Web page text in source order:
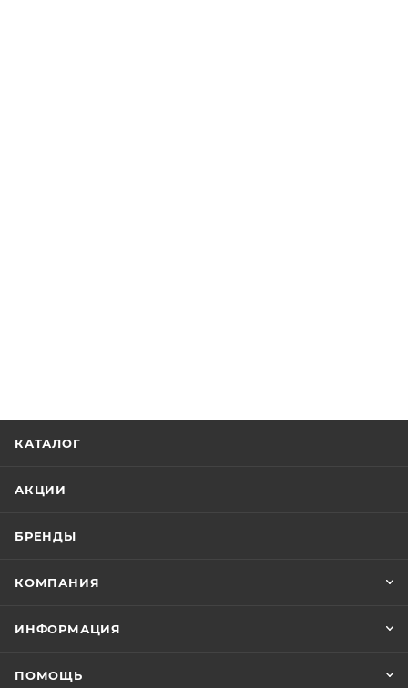
КАТАЛОГ
АКЦИИ
БРЕНДЫ
КОМПАНИЯ
ИНФОРМАЦИЯ
ПОМОЩЬ